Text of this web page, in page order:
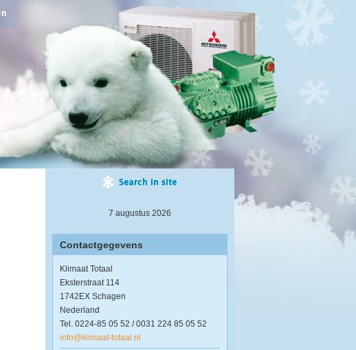
7 augustus 2026
Contactgegevens
Klimaat Totaal
Eksterstraat 114
1742EX Schagen
Nederland
Tel. 0224-85 05 52 / 0031 224 85 05 52
info@klimaat-totaal.nl